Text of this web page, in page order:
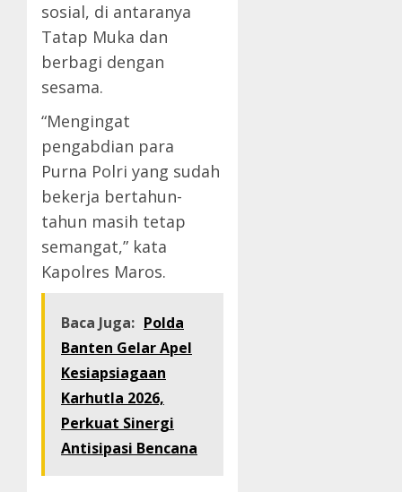
sosial, di antaranya
Tatap Muka dan
berbagi dengan
sesama.
“Mengingat
pengabdian para
Purna Polri yang sudah
bekerja bertahun-
tahun masih tetap
semangat,” kata
Kapolres Maros.
Baca Juga: Polda
Banten Gelar Apel
Kesiapsiagaan
Karhutla 2026,
Perkuat Sinergi
Antisipasi Bencana